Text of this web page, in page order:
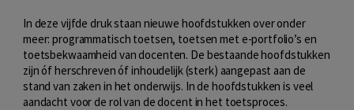
In deze vijfde druk staan nieuwe hoofdstukken over onder
meer: programmatisch toetsen, toetsen met e-portfolio’s en
toetsbekwaamheid van docenten. De bestaande hoofdstukken
zijn óf herschreven óf inhoudelijk (sterk) aangepast aan de
stand van zaken in het onderwijs. In de hoofdstukken is veel
aandacht voor de rol van de docent in het toetsproces.